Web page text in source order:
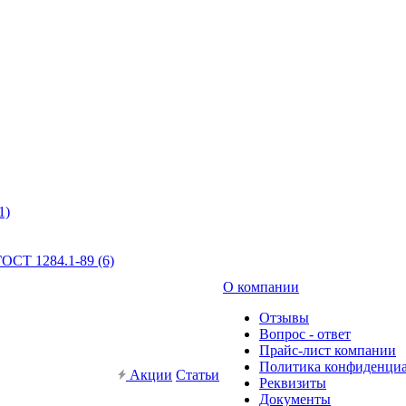
1284.1-89 (6)
Акции Статьи
О компании
Отзывы
Вопрос - ответ
Прайс-лист компании
Политика
Реквизиты
Документы